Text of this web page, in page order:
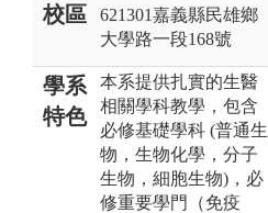
校區
621301嘉義縣民雄鄉
大學路一段168號
學系
特色
本系提供扎實的生醫
相關學科教學，包含
必修基礎學科 (普通生
物，生物化學，分子
生物，細胞生物)，必
修重要學門（免疫